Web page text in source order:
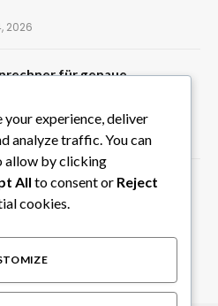
2026
für genaue
zwischen zwei
2026
aus Österreich über
Technologie und nationale
experience, deliver
analyze traffic. You can
allow by clicking
All to consent or Reject
cookies.